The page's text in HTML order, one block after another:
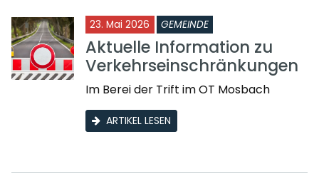
23. Mai 2026 GEMEINDE
Aktuelle Information zu
Verkehrseinschränkungen
Im Berei der Trift im OT Mosbach
ARTIKEL LESEN